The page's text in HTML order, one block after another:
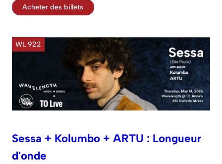
Acheter des billets
WL 922
Sessa + Kolumbo + ARTU : Longueur
d'onde